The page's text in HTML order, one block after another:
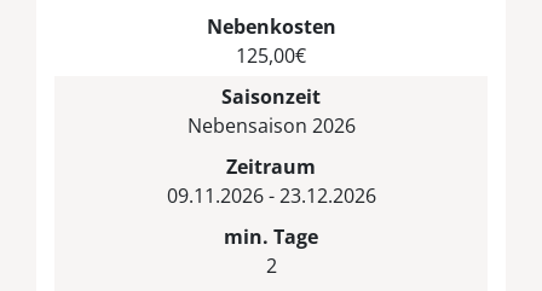
Nebenkosten
125,00€
Saisonzeit
Nebensaison 2026
Zeitraum
09.11.2026 - 23.12.2026
min. Tage
2